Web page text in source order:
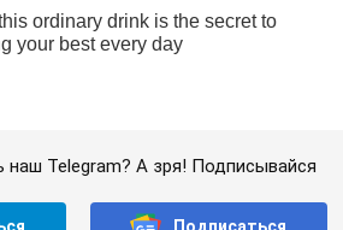
Telegram? А зря! Подписывайся
Подписаться